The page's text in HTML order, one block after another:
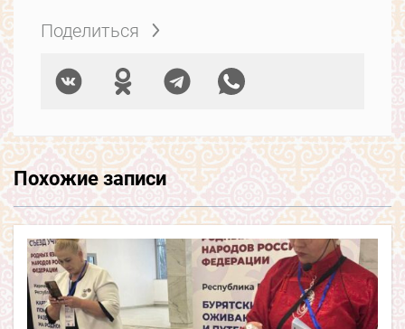
Поделиться
Похожие записи